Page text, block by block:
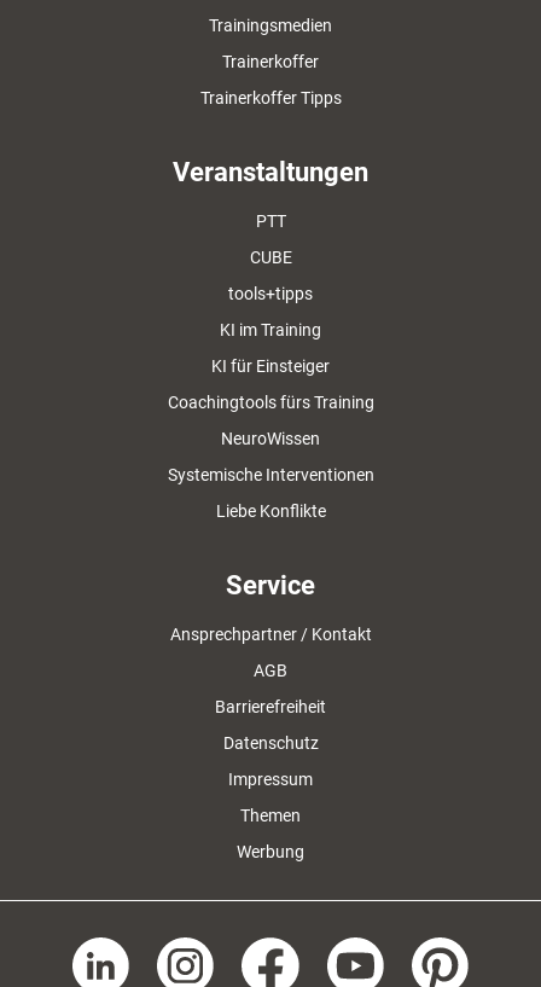
Trainingsmedien
Trainerkoffer
Trainerkoffer Tipps
Veranstaltungen
PTT
CUBE
tools+tipps
KI im Training
KI für Einsteiger
Coachingtools fürs Training
NeuroWissen
Systemische Interventionen
Liebe Konflikte
Service
Ansprechpartner / Kontakt
AGB
Barrierefreiheit
Datenschutz
Impressum
Themen
Werbung